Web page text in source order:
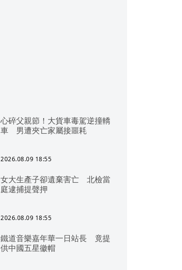
心碎父親節！大貨車毒駕逆撞轎
車 男遭夾亡家屬接噩耗
2026.08.09 18:55
女大生產子卻遺棄害亡 北檢當
庭逮捕提聲押
2026.08.09 18:55
鐵道音樂嘉年華一日站長 竟提
供中國五星徽帽